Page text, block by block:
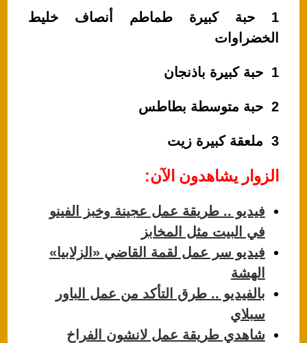
1 حبة كبيرة طماطم أنصاف خليط
الخضراوات
1 حبة كبيرة باذنجان
2 حبة متوسطة بطاطس
3 ملعقة كبيرة زيت
الزوار يشاهدون الآن:
فيديو .. طريقة عمل عجينة وخبز الفينو
في البيت مثل المخابز
فيديو سر عمل لقمة القاضي «الزلابيا»
الهشة
بالفيديو .. طرق التأكد من عمل الباور
سبلاي
شاهدي طريقة عمل لانشون الفراخ